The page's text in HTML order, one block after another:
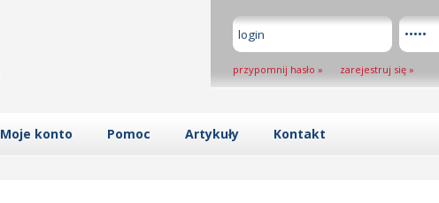
przypomnij hasło » zarejestruj się »
Moje konto Pomoc Artykuły Kontakt